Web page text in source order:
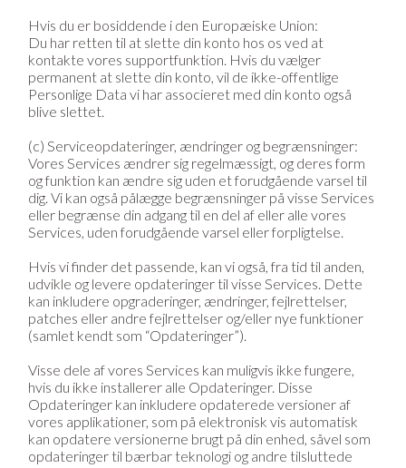
Hvis du er bosiddende i den Europæiske Union:
Du har retten til at slette din konto hos os ved at
kontakte vores supportfunktion. Hvis du vælger
permanent at slette din konto, vil de ikke-offentlige
Personlige Data vi har associeret med din konto også
blive slettet.
(c) Serviceopdateringer, ændringer og begrænsninger:
Vores Services ændrer sig regelmæssigt, og deres form
og funktion kan ændre sig uden et forudgående varsel til
dig. Vi kan også pålægge begrænsninger på visse Services
eller begrænse din adgang til en del af eller alle vores
Services, uden forudgående varsel eller forpligtelse.
Hvis vi finder det passende, kan vi også, fra tid til anden,
udvikle og levere opdateringer til visse Services. Dette
kan inkludere opgraderinger, ændringer, fejlrettelser,
patches eller andre fejlrettelser og/eller nye funktioner
(samlet kendt som “Opdateringer”).
Visse dele af vores Services kan muligvis ikke fungere,
hvis du ikke installerer alle Opdateringer. Disse
Opdateringer kan inkludere opdaterede versioner af
vores applikationer, som på elektronisk vis automatisk
kan opdatere versionerne brugt på din enhed, såvel som
opdateringer til bærbar teknologi og andre tilsluttede